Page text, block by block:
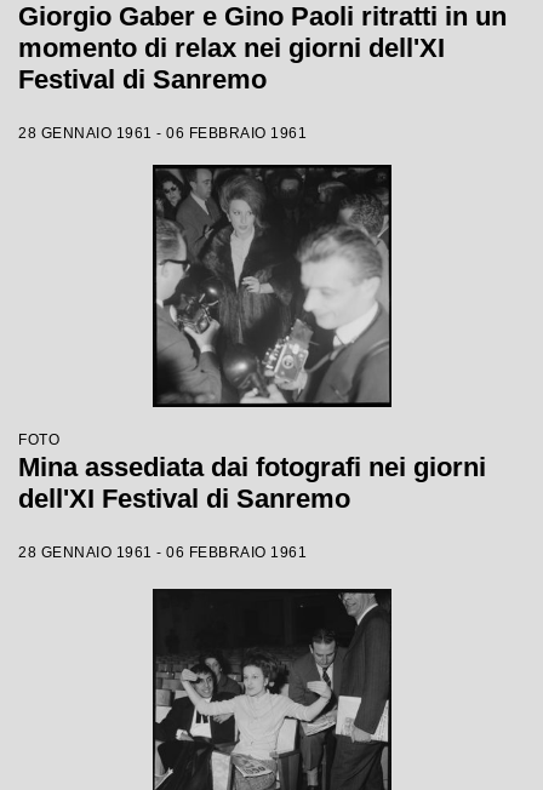
Giorgio Gaber e Gino Paoli ritratti in un
momento di relax nei giorni dell'XI
Festival di Sanremo
28 GENNAIO 1961 - 06 FEBBRAIO 1961
FOTO
Mina assediata dai fotografi nei giorni
dell'XI Festival di Sanremo
28 GENNAIO 1961 - 06 FEBBRAIO 1961